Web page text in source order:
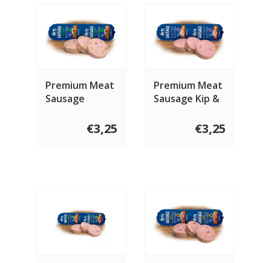
Premium Meat
Sausage
Erwten 800€3,25
Premium Meat
Sausage Kip &
€3,25